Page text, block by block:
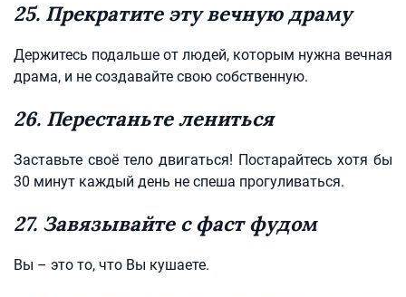
25. Прекратите эту вечную драму
Держитесь подальше от людей, которым нужна вечная
драма, и не создавайте свою собственную.
26. Перестаньте лениться
Заставьте своё тело двигаться! Постарайтесь хотя бы
30 минут каждый день не спеша прогуливаться.
27. Завязывайте с фаст фудом
Вы – это то, что Вы кушаете.